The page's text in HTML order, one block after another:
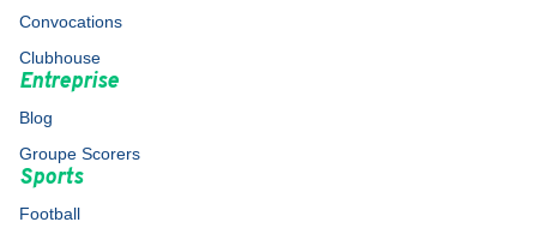
Convocations
Clubhouse
Entreprise
Blog
Groupe Scorers
Sports
Football